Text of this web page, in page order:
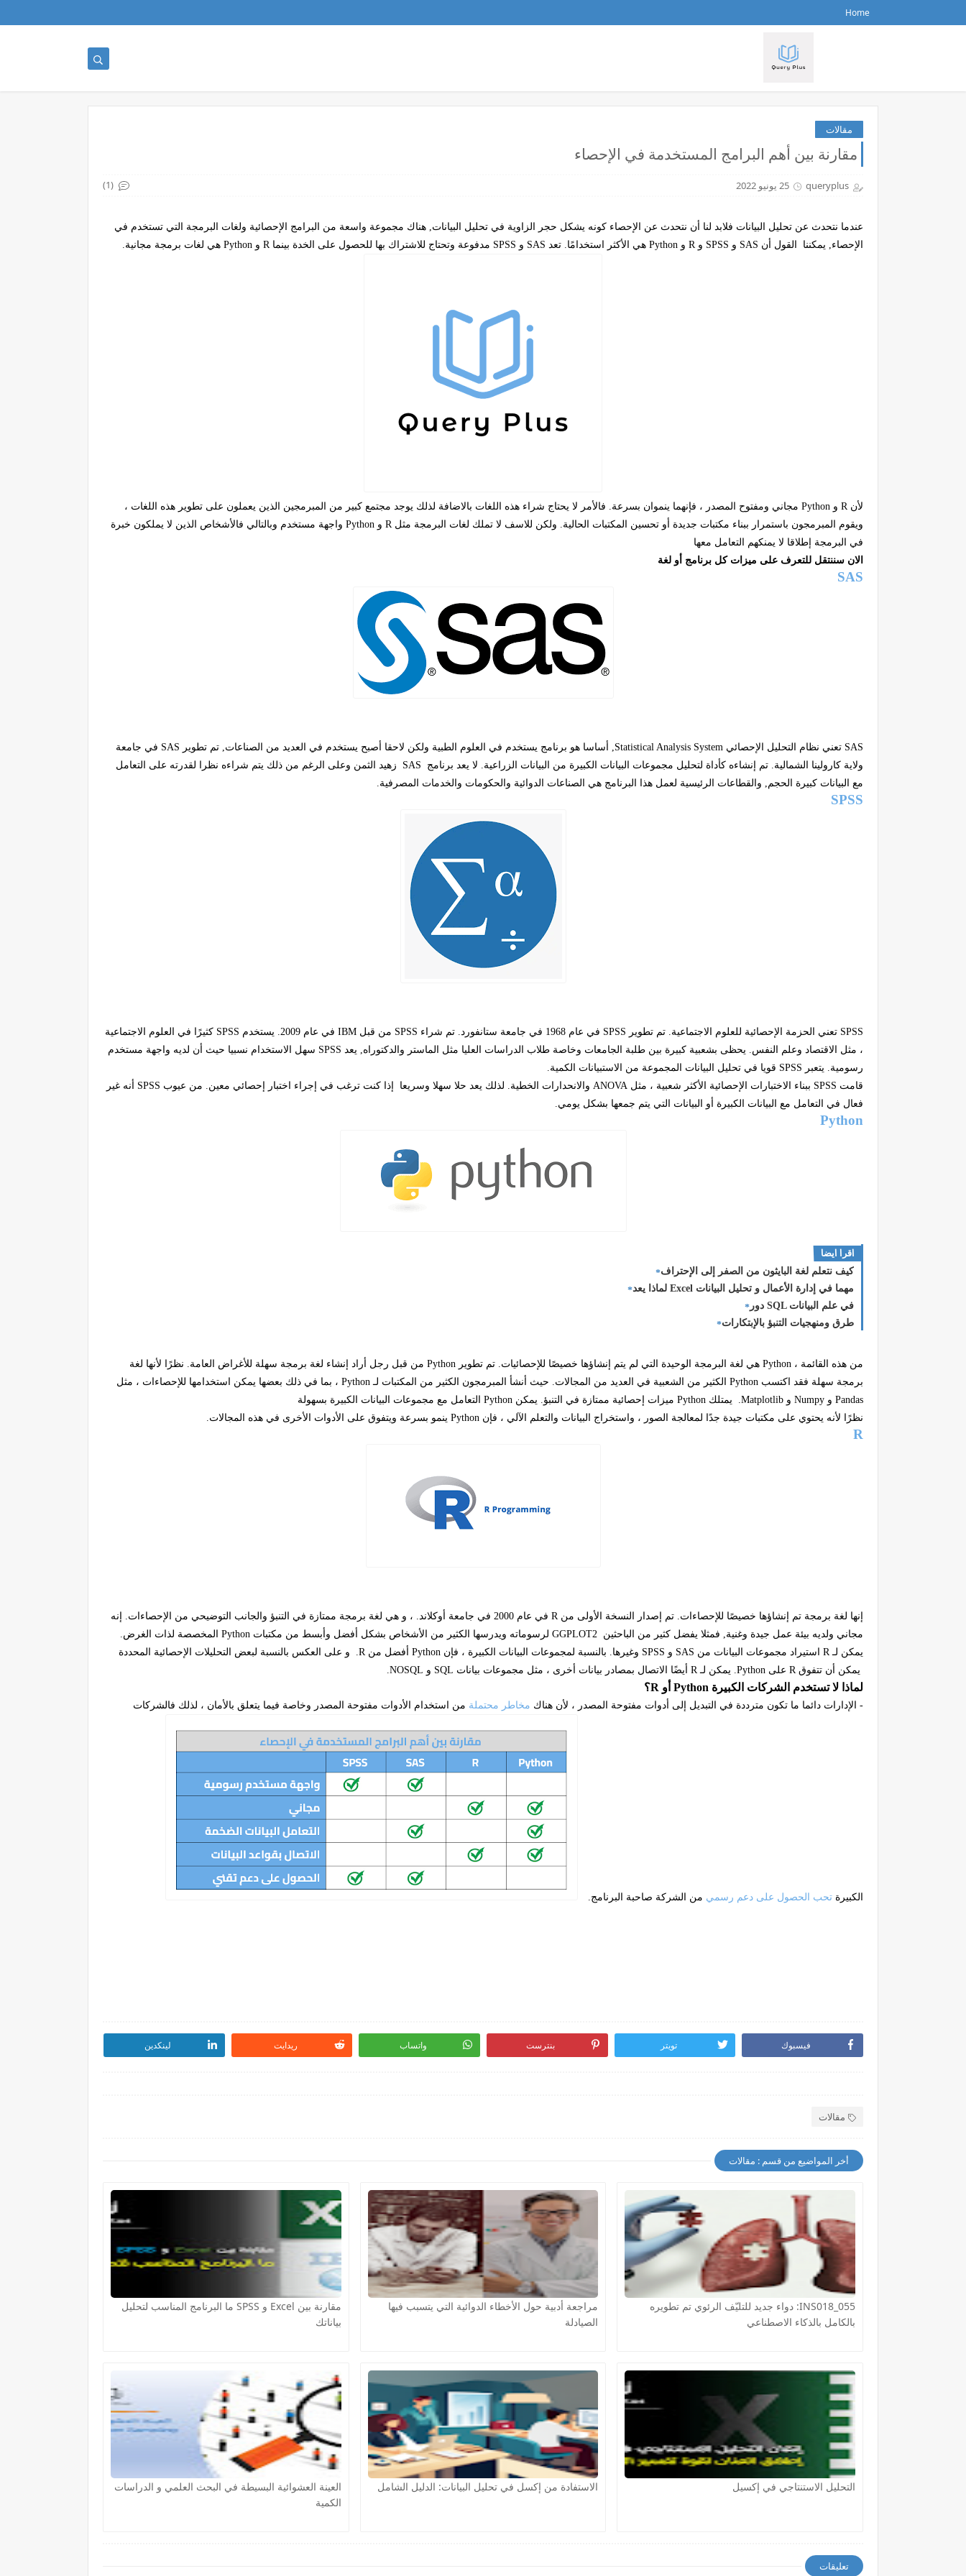
Home
مقالات
مقارنة بين أهم البرامج المستخدمة في الإحصاء
queryplus 25 يونيو 2022 (1)
عندما نتحدث عن تحليل البيانات فلابد لنا أن نتحدث عن الإحصاء كونه يشكل حجر الزاوية في تحليل البيانات, هناك مجموعة واسعة من البرامج الإحصائية ولغات البرمجة التي تستخدم في
الإحصاء, يمكننا القول أن SAS و SPSS وR و Python هي الأكثر استخدامًا. تعد SAS و SPSS مدفوعة وتحتاج للاشتراك بها للحصول على الخدة بينماR و Python هي لغات برمجة مجانية.
لأنR و Python مجاني ومفتوح المصدر ، فإنهما ينموان بسرعة. فالأمر لا يحتاج شراء هذه اللغات بالاضافة لذلك يوجد مجتمع كبير من المبرمجين الذين يعملون على تطوير هذه اللغات ،
ويقوم المبرمجون باستمرار ببناء مكتبات جديدة أو تحسين المكتبات الحالية. ولكن للاسف لا تملك لغات البرمجة مثلR و Python واجهة مستخدم وبالتالي فالأشخاص الذين لا يملكون خبرة
في البرمجة إطلاقا لا يمنكهم التعامل معها
الان سننتقل للتعرف على ميزات كل برنامج أو لغة
SAS
SAS تعني نظام التحليل الإحصائي Statistical Analysis System, أساسا هو برنامج يستخدم في العلوم الطبية ولكن لاحقا أصبح يستخدم في العديد من الصناعات, تم تطوير SAS في جامعة
ولاية كارولينا الشمالية. تم إنشاءه كأداة لتحليل مجموعات البيانات الكبيرة من البيانات الزراعية. لا يعد برنامج SAS
زهيد الثمن وعلى الرغم من ذلك يتم شراءه نظرا لقدرته على التعامل
مع البيانات كبيرة الحجم, والقطاعات الرئيسية لعمل هذا البرنامج هي الصناعات الدوائية والحكومات والخدمات المصرفية.
SPSS
SPSS تعني الحزمة الإحصائية للعلوم الاجتماعية. تم تطوير SPSS في عام 1968 في جامعة ستانفورد. تم شراء SPSS من قبل IBM في عام 2009. يستخدم SPSS كثيرًا في العلوم الاجتماعية
، مثل الاقتصاد وعلم النفس. يحظى بشعبية كبيرة بين طلبة الجامعات وخاصة طلاب الدراسات العليا مثل الماستر والدكتوراه, يعد SPSS سهل الاستخدام نسبيا حيث أن لديه واجهة مستخدم
رسومية. يتعبر SPSS قويا في تحليل البيانات المجموعة من الاستبيانات الكمية.
قامت SPSS ببناء الاختبارات الإحصائية الأكثر شعبية ، مثل ANOVA والانحدارات الخطية. لذلك يعد حلا سهلا وسريعا إذا كنت ترغب في إجراء اختبار إحصائي معين. من عيوب SPSS أنه غير
فعال في التعامل مع البيانات الكبيرة أو البيانات التي يتم جمعها بشكل يومي.
Python
اقرا ايضا
كيف نتعلم لغة البايثون من الصفر إلى الإحتراف
لماذا يعد Excel مهما في إدارة الأعمال و تحليل البيانات
دور SQL في علم البيانات
طرق ومنهجيات التنبؤ بالإبتكارات
من هذه القائمة ، Python هي لغة البرمجة الوحيدة التي لم يتم إنشاؤها خصيصًا للإحصائيات. تم تطوير Python من قبل رجل أراد إنشاء لغة برمجة سهلة للأغراض العامة. نظرًا لأنها لغة
برمجة سهلة فقد اكتسب Python الكثير من الشعبية في العديد من المجالات. حيث أنشأ المبرمجون الكثير من المكتبات لـ Python ، بما في ذلك بعضها يمكن استخدامها للإحصاءات ، مثل
Pandas و Numpy و Matplotlib
. يمتلك Python ميزات إحصائية ممتازة في التنبؤ. يمكن Python التعامل مع مجموعات البيانات الكبيرة بسهولة
نظرًا لأنه يحتوي على مكتبات جيدة جدًا لمعالجة الصور ، واستخراج البيانات والتعلم الآلي ، فإن Python ينمو بسرعة ويتفوق على الأدوات الأخرى في هذه المجالات.
R
إنها لغة برمجة تم إنشاؤها خصيصًا للإحصاءات. تم إصدار النسخة الأولى منR
في عام 2000 في جامعة أوكلاند. ، و هي لغة برمجة ممتازة في التنبؤ والجانب التوضيحي من الإحصاءات. إنه
مجاني ولديه بيئة عمل جيدة وغنية, فمثلا يفضل كثير من الباحثين GGPLOT2 لرسوماته ويدرسها الكثير من الأشخاص بشكل أفضل وأبسط من مكتبات Python المخصصة لذات الغرض.
يمكن لـR استيراد مجموعات البيانات من SAS و SPSS وغيرها. بالنسبة لمجموعات البيانات الكبيرة ، فإن Python أفضل منR
.
و على العكس بالنسبة لبعض التحليلات الإحصائية المحددة
يمكن أن تتفوقR على Python. يمكن لـR أيضًا الاتصال بمصادر بيانات أخرى ، مثل مجموعات بيانات SQL و NOSQL
.
لماذا لا تستخدم الشركات الكبيرة Python أو R؟
- الإدارات دائما ما تكون مترددة في التبديل إلى أدوات مفتوحة المصدر ، لأن هناك مخاطر محتملة من استخدام الأدوات مفتوحة المصدر وخاصة فيما يتعلق بالأمان ، لذلك فالشركات
الكبيرة تحب الحصول على دعم رسمي من الشركة صاحبة البرنامج.
فيسبوك تويتر بنترست واتساب ريدايت لينكدين
مقالات
أخر المواضيع من قسم : مقالات
INS018_055: دواء جديد للتليّف الرئوي تم تطويره
بالكامل بالذكاء الاصطناعي
مراجعة أدبية حول الأخطاء الدوائية التي يتسبب فيها
الصيادلة
مقارنة بين Excel و SPSS ما البرنامج المناسب لتحليل
بياناتك
التحليل الاستنتاجي في إكسيل الاستفادة من إكسل في تحليل البيانات: الدليل الشامل
العينة العشوائية البسيطة في البحث العلمي و الدراسات
الكمية
تعليقات